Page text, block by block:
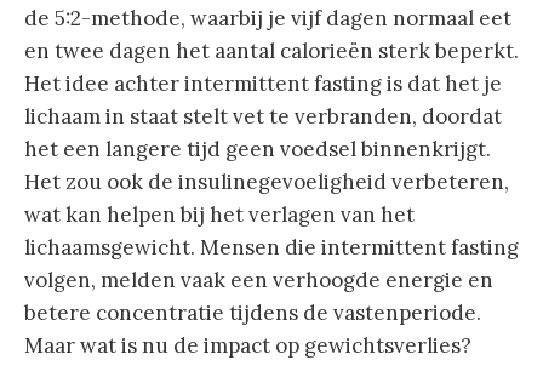
de 5:2-methode, waarbij je vijf dagen normaal eet
en twee dagen het aantal calorieën sterk beperkt.
Het idee achter intermittent fasting is dat het je
lichaam in staat stelt vet te verbranden, doordat
het een langere tijd geen voedsel binnenkrijgt.
Het zou ook de insulinegevoeligheid verbeteren,
wat kan helpen bij het verlagen van het
lichaamsgewicht. Mensen die intermittent fasting
volgen, melden vaak een verhoogde energie en
betere concentratie tijdens de vastenperiode.
Maar wat is nu de impact op gewichtsverlies?